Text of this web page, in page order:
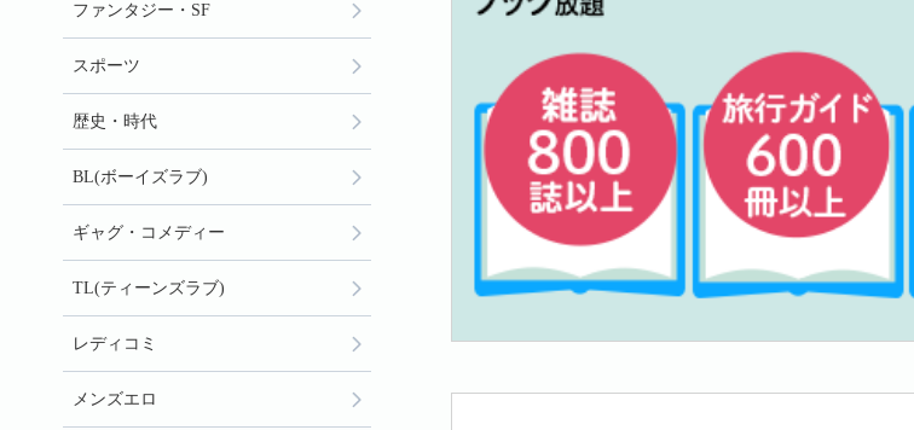
ファンタジー・SF
スポーツ
歴史・時代
BL(ボーイズラブ)
ギャグ・コメディー
TL(ティーンズラブ)
レディコミ
メンズエロ